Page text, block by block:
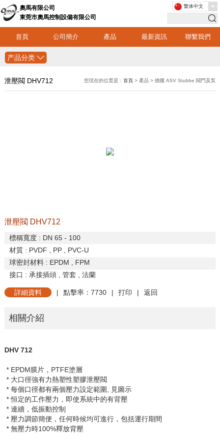
奧馬有限公司
東莞市奧馬控制設備有限公司
首頁 公司簡介 產品 最新資訊 聯繫我們
繁体中文
产品分类
泄壓閥 DHV712 您現在的位置是：首頁 > 產品 > 德國 ASV Stubbe 閥門及泵
泄壓閥 DHV712
標稱寬度: DN 65 - 100
材質: PVDF , PP , PVC-U
球密封材料: EPDM , FPM
接口 : 承接插頭, 管套 , 法蘭
詳細資料 | 點擊率：7730 | 打印 | 返回
相關介紹
DHV 712
* EPDM膜片， PTFE塗層
* 大口徑強有力熱塑性塑膠泄壓閥
* 每個口徑都有兩個壓力設定範圍
見圖示
* 恒定的工作壓力，即使系統中的有背壓
* 連續，低振動控制
* 壓力調節簡便，任何時候均可進行，包括運行期間
* 無壓力時100%釋放背壓